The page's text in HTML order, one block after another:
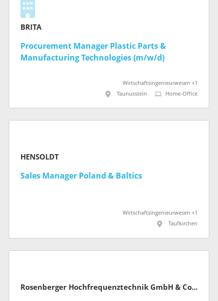
BRITA
Procurement Manager Plastic Parts &
Manufacturing Technologies (m/w/d)
Wirtschaftsingenieurwesen +1
Taunusstein
Home-Office
HENSOLDT
Sales Manager Poland & Baltics
Wirtschaftsingenieurwesen +1
Taufkirchen
Rosenberger Hochfrequenztechnik GmbH & Co. KG